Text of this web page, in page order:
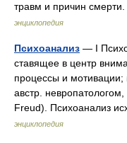
травм и причин
энциклопедия
Психоанализ — I
ставящее в центр
процессы и мотивации;
австр.
Freud). Психоанализ
энциклопедия